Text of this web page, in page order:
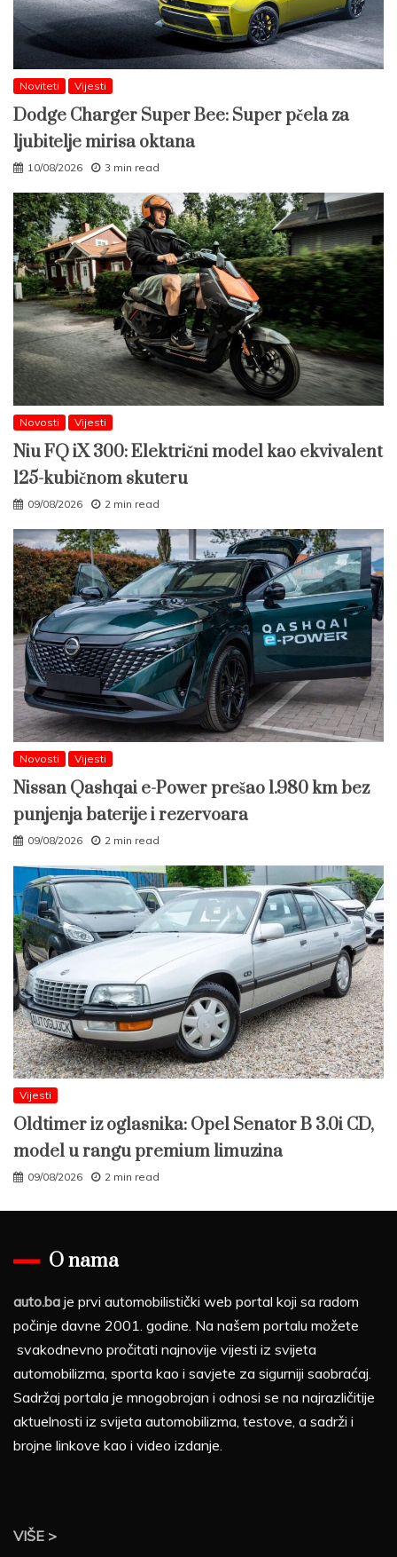
Noviteti Vijesti
Dodge Charger Super Bee: Super pčela za
ljubitelje mirisa oktana
10/08/2026 3 min read
Novosti Vijesti
Niu FQ iX 300: Električni model kao ekvivalent
125-kubičnom skuteru
09/08/2026 2 min read
Novosti Vijesti
Nissan Qashqai e-Power prešao 1.980 km bez
punjenja baterije i rezervoara
09/08/2026 2 min read
Vijesti
Oldtimer iz oglasnika: Opel Senator B 3.0i CD,
model u rangu premium limuzina
09/08/2026 2 min read
O nama
auto.ba je prvi automobilistički web portal koji sa radom
počinje davne 2001. godine. Na našem portalu možete
svakodnevno pročitati najnovije vijesti iz svijeta
automobilizma, sporta kao i savjete za sigurniji saobraćaj.
Sadržaj portala je mnogobrojan i odnosi se na najrazličitije
aktuelnosti iz svijeta automobilizma, testove, a sadrži i
brojne linkove kao i video izdanje.
VIŠE >